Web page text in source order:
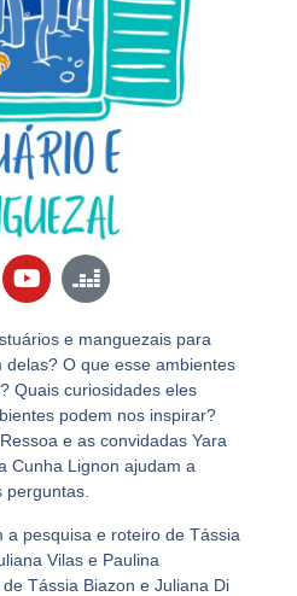
e manguezais para
delas? O que esse ambientes
Quais curiosidades eles
podem nos inspirar?
e as convidadas Yara
Cunha Lignon ajudam a
perguntas.
a pesquisa e roteiro de Tássia
Vilas e Paulina
Tássia Biazon e Juliana Di